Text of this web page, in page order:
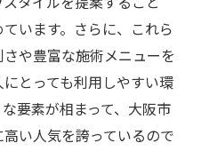
気施術メニュー
マの組み合わせで目元
パーマの相乗効果とは
出す施術の組み合わせ
います。さらに、これら
や豊富な施術メニューを
とっても利用しやすい環
要素が相まって、大阪市
い人気を誇っているので